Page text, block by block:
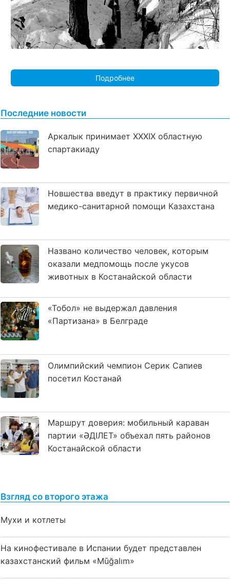
Подробнее
Последние новости
Аркалык принимает XXXIX областную
спартакиаду
Новшества введут в практику первичной
медико-санитарной помощи Казахстана
Названо количество человек, которым
оказали медпомощь после укусов
животных в Костанайской области
«Тобол» не выдержал давления
«Партизана» в Белграде
Олимпийский чемпион Серик Сапиев
посетил Костанай
Маршрут доверия: мобильный караван
партии «ӘДІЛЕТ» объехал пять районов
Костанайской области
Взгляд со второго этажа
Мухи и котлеты
На кинофестивале в Испании будет представлен
казахстанский фильм «Mūğalım»